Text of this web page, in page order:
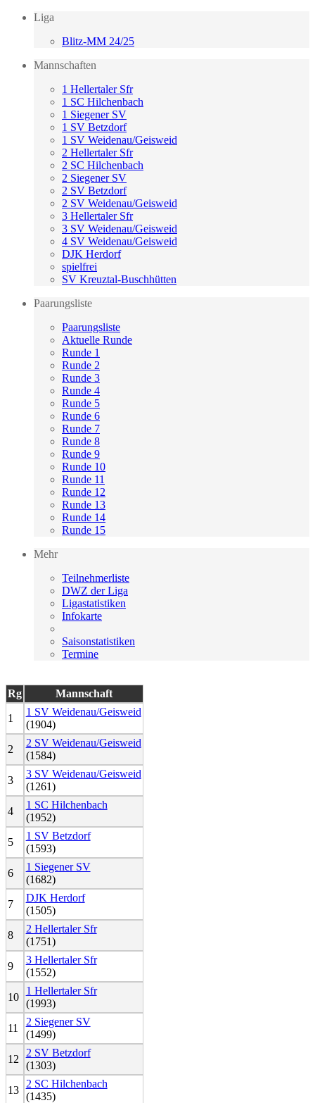
Liga
Blitz-MM 24/25
Mannschaften
1 Hellertaler Sfr
1 SC Hilchenbach
1 Siegener SV
1 SV Betzdorf
1 SV Weidenau/Geisweid
2 Hellertaler Sfr
2 SC Hilchenbach
2 Siegener SV
2 SV Betzdorf
2 SV Weidenau/Geisweid
3 Hellertaler Sfr
3 SV Weidenau/Geisweid
4 SV Weidenau/Geisweid
DJK Herdorf
spielfrei
SV Kreuztal-Buschhütten
Paarungsliste
Paarungsliste
Aktuelle Runde
Runde 1
Runde 2
Runde 3
Runde 4
Runde 5
Runde 6
Runde 7
Runde 8
Runde 9
Runde 10
Runde 11
Runde 12
Runde 13
Runde 14
Runde 15
Mehr
Teilnehmerliste
DWZ der Liga
Ligastatistiken
Infokarte
Saisonstatistiken
Termine
Rg Mannschaft
1
1 SV Weidenau/Geisweid
(1904)
2
2 SV Weidenau/Geisweid
(1584)
3
3 SV Weidenau/Geisweid
(1261)
4
1 SC Hilchenbach
(1952)
5
1 SV Betzdorf
(1593)
6
1 Siegener SV
(1682)
7
DJK Herdorf
(1505)
8
2 Hellertaler Sfr
(1751)
9
3 Hellertaler Sfr
(1552)
10
1 Hellertaler Sfr
(1993)
11
2 Siegener SV
(1499)
12
2 SV Betzdorf
(1303)
13
2 SC Hilchenbach
(1435)